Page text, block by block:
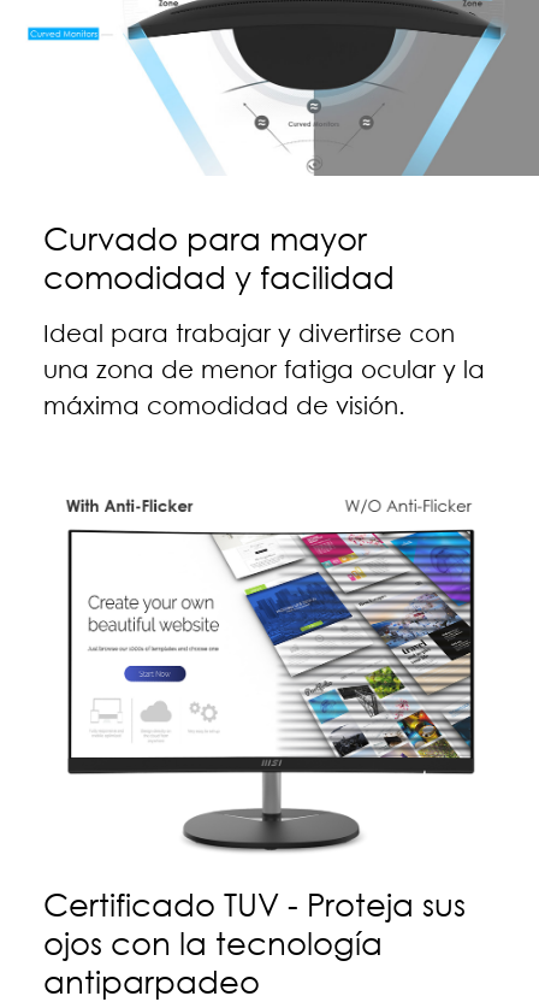
Curvado para mayor
comodidad y facilidad
Ideal para trabajar y divertirse con
una zona de menor fatiga ocular y la
máxima comodidad de visión.
Certificado TUV - Proteja sus
ojos con la tecnología
antiparpadeo